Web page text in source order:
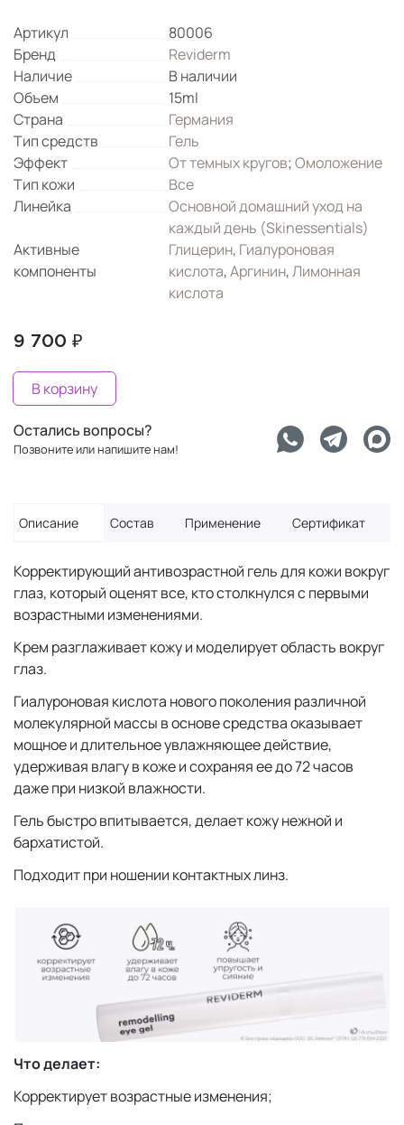
Артикул
80006
Бренд
Reviderm
Наличие
В наличии
Объем
15ml
Страна
Германия
Тип средств
Гель
Эффект
От темных кругов;Омоложение
Тип кожи
Все
Линейка
Основной домашний уход на
каждый день (Skinessentials)
Активные
компоненты
Глицерин, Гиалуроновая
кислота,Аргинин,Лимонная
кислота
9 700 ₽
В корзину
Остались вопросы?
Позвоните или напишите нам!
Описание Состав Применение Сертификат
Корректирующий антивозрастной гель для кожи вокруг
глаз, который оценят все, кто столкнулся с первыми
возрастными изменениями.
Крем разглаживает кожу и моделирует область вокруг
глаз.
Гиалуроновая кислота нового поколения различной
молекулярной массы в основе средства оказывает
мощное и длительное увлажняющее действие,
удерживая влагу в коже и сохраняя ее до 72 часов
даже при низкой влажности.
Гель быстро впитывается, делает кожу нежной и
бархатистой.
Подходит при ношении контактных линз.
Что делает:
Корректирует возрастные изменения;